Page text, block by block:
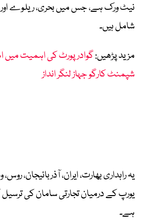
نیٹ ورک ہے، جس میں بحری، ریلوے
شامل ہیں۔
مزید پڑھیں:گوادر پورٹ کی اہمیت میں
شپمنٹ کارگو جہاز لنگر انداز
یہ راہداری بھارت، ایران، آذربائیجان،
یورپ کے درمیان تجارتی سامان کی
ہے۔